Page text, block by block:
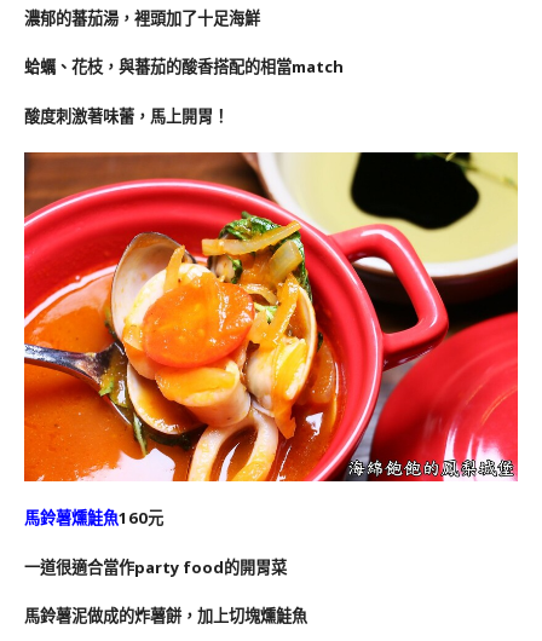
濃郁的蕃茄湯，裡頭加了十足海鮮
蛤蠣、花枝，與蕃茄的酸香搭配的相當match
酸度刺激著味蕾，馬上開胃！
馬鈴薯燻鮭魚160元
一道很適合當作party food的開胃菜
馬鈴薯泥做成的炸薯餅，加上切塊燻鮭魚